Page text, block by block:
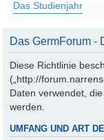
Das Studienjahr
Das GermForum -
Diese Richtlinie
(„http://
Daten verwendet,
werden.
UMFANG UND ART